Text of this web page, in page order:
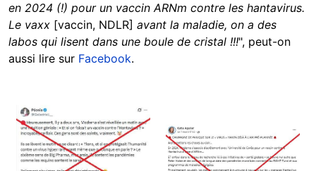
en 2024 (!) pour un vaccin ARNm contre les hantavirus.
Le vaxx [vaccin, NDLR] avant la maladie, on a des
labos qui lisent dans une boule de cristal !!!", peut-on
aussi lire sur Facebook.
Image
Image